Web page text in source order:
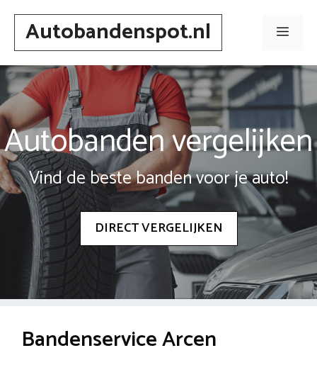
Spring
inhoudAutobandenspot.nl Menu
Autobanden vergelijken
Vind de beste banden voor je auto!
DIRECT VERGELIJKEN
Bandenservice Arcen